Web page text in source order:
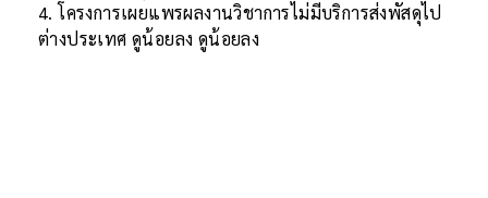
4. โครงการเผยแพรผลงานวิชาการไม่มีบริการส่งพัสดุไป
ต่างประเทศ ดูน้อยลง ดูน้อยลง